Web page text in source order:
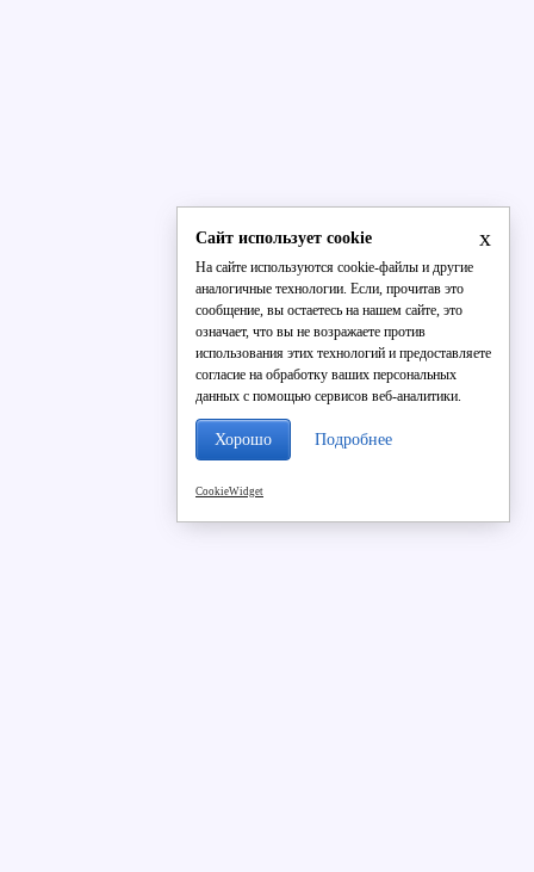
x
Сайт использует cookie
На сайте используются cookie-файлы и другие
аналогичные технологии. Если, прочитав это
сообщение, вы остаетесь на нашем сайте, это
означает, что вы не возражаете против
использования этих технологий и предоставляете
согласие на обработку ваших персональных
данных с помощью сервисов веб-аналитики.
Хорошо Подробнее
CookieWidget